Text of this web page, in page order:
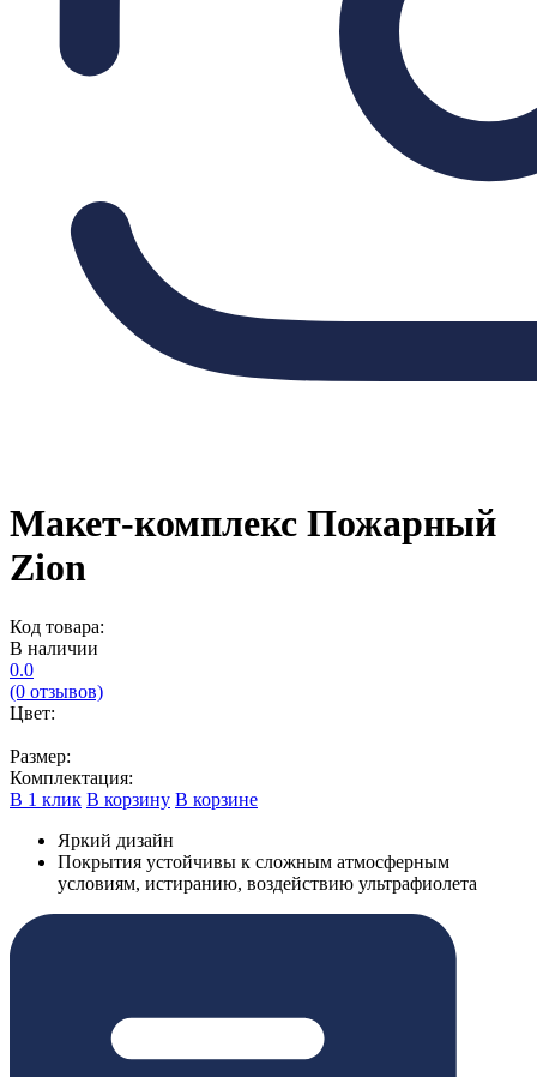
Макет-комплекс Пожарный
Zion
Код товара:
В наличии
0.0
(0 отзывов)
Цвет:
Размер:
Комплектация:
В 1 клик В корзину В корзине
Яркий дизайн
Покрытия устойчивы к сложным атмосферным
условиям, истиранию, воздействию ультрафиолета